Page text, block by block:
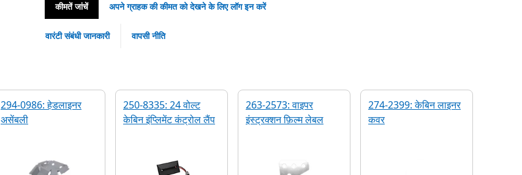
कीमतें जांचें अपने ग्राहक की कीमत को देखने के लिए लॉग इन करें
वारंटी संबंधी जानकारी वापसी नीति
294-0986: हेडलाइनर
असेंबली
250-8335: 24 वोल्ट
केबिन इंप्लिमेंट कंट्रोल लैंप
263-2573: वाइपर
इंस्ट्रक्शन फ़िल्‍म लेबल
274-2399: केबिन लाइनर
कवर